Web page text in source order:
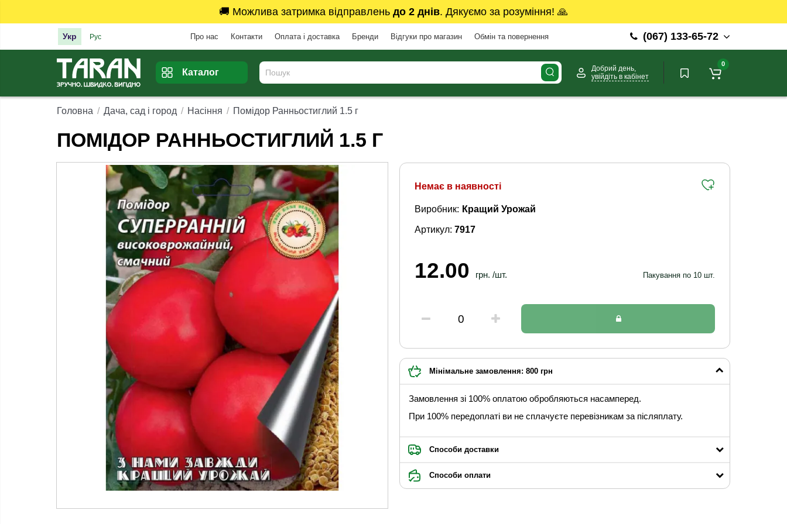
🚚 Можлива затримка відправлень до 2 днів. Дякуємо за розуміння! 🙏
Укр Рус Про нас Контакти Оплата і доставка Бренди Відгуки про магазин Обмін та повернення (067) 133-65-72
Каталог
Добрий день,
увійдіть в кабінет
0
Головна Дача, сад і город Насіння Помідор Ранньостиглий 1.5 г
ПОМІДОР РАННЬОСТИГЛИЙ 1.5 Г
Немає в наявності
Артикул: 7917
Виробник: Кращий Урожай
12.00 грн. /шт. Пакування по 10 шт.
Мінімальне замовлення: 800 грн
Замовлення зі 100% оплатою обробляються насамперед.
При 100% передоплаті ви не сплачуєте перевізникам за післяплату.
Способи доставки
Способи оплати